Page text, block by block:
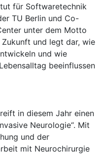
für Softwaretechnik
TU Berlin und Co-
unter dem Motto
und legt dar, wie
und wie
beeinflussen
in diesem Jahr einen
Neurologie“. Mit
und der
mit Neurochirurgie